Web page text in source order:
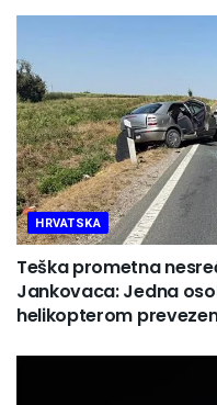
HRVATSKA
Teška prometna
Jankovaca: Jedna
helikopterom